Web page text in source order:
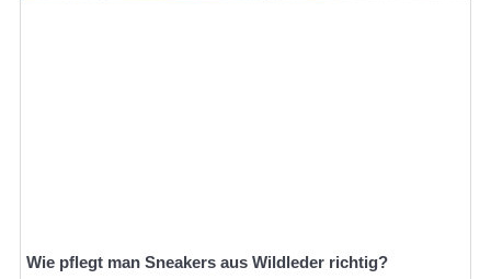
Wie pflegt man Sneakers aus Wildleder richtig?